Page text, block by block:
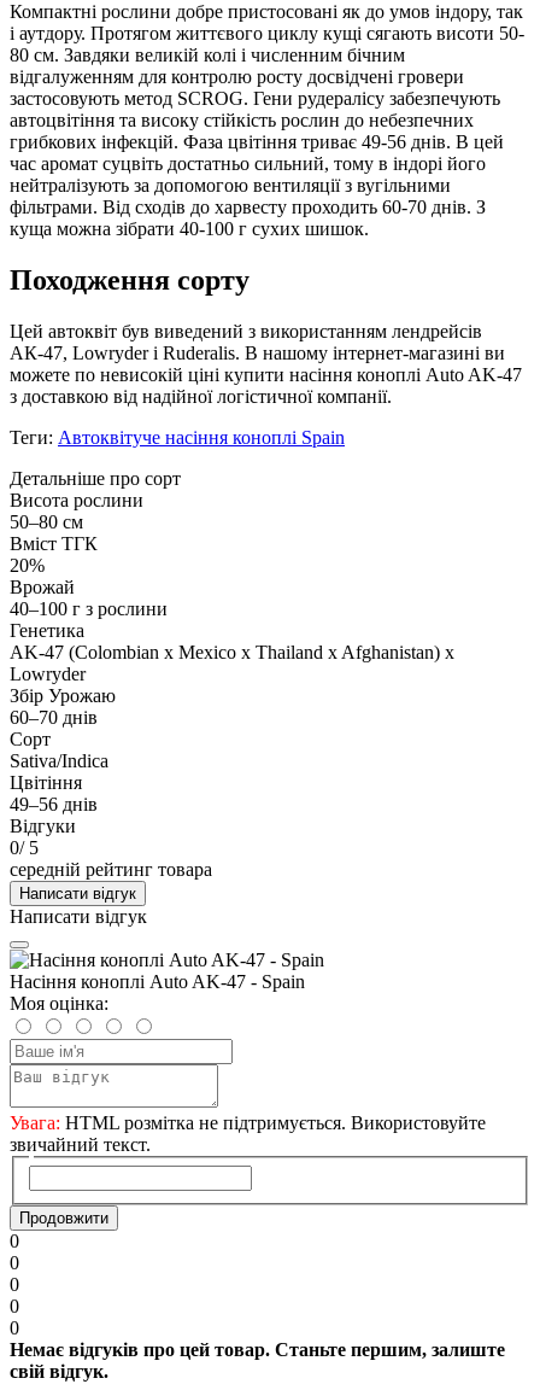
Компактні рослини добре пристосовані як до умов індору, так
і аутдору. Протягом життєвого циклу кущі сягають висоти 50-
80 см. Завдяки великій колі і численним бічним
відгалуженням для контролю росту досвідчені гровери
застосовують метод SCROG. Гени рудералісу забезпечують
автоцвітіння та високу стійкість рослин до небезпечних
грибкових інфекцій. Фаза цвітіння триває 49-56 днів. В цей
час аромат суцвіть достатньо сильний, тому в індорі його
нейтралізують за допомогою вентиляції з вугільними
фільтрами. Від сходів до харвесту проходить 60-70 днів. З
куща можна зібрати 40-100 г сухих шишок.
Походження сорту
Цей автоквіт був виведений з використанням лендрейсів
АК-47, Lowryder і Ruderalis. В нашому інтернет-магазині ви
можете по невисокій ціні купити насіння коноплі Auto AK-47
з доставкою від надійної логістичної компанії.
Теги: Автоквітуче насіння коноплі Spain
Детальніше про сорт
Висота рослини
50–80 см
Вміст ТГК
20%
Врожай
40–100 г з рослини
Генетика
AK-47 (Colombian x Mexico x Thailand x Afghanistan) x
Lowryder
Збір Урожаю
60–70 днів
Сорт
Sativa/Indica
Цвітіння
49–56 днів
Відгуки
0/ 5
середній рейтинг товара
Написати відгук
Написати відгук
Насіння коноплі Auto AK-47 - Spain
Моя оцінка:
Увага: HTML розмітка не підтримується. Використовуйте
звичайний текст.
Продовжити
0
0
0
0
0
Немає відгуків про цей товар. Станьте першим, залиште
свій відгук.